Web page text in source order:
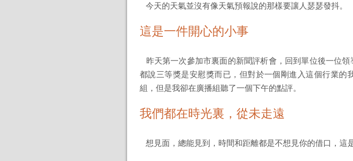
今天的天氣並沒有像天氣預報說的那樣要讓人瑟瑟發抖。
這是一件開心的小事
昨天第一次參加市裏面的新聞評析會，回到單位後一位
都說三等獎是安慰獎而已，但對於一個剛進入這個行業
組，但是我卻在廣播組聽了一個下午的點評。
我們都在時光裏，從未走遠
想見面，總能見到，時間和距離都是不想見你的借口，這